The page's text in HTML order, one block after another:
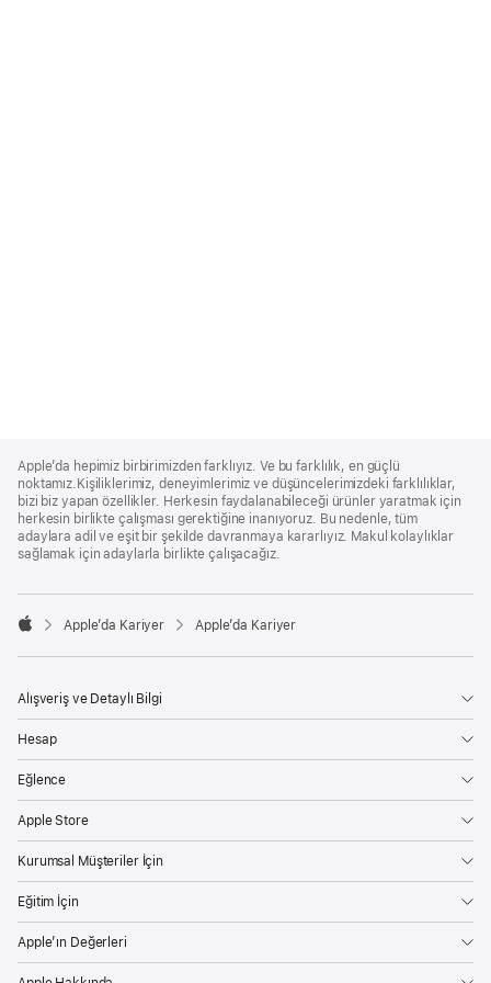
Footer
Apple’da hepimiz birbirimizden farklıyız. Ve bu farklılık, en güçlü
noktamız.Kişiliklerimiz, deneyimlerimiz ve düşüncelerimizdeki farklılıklar,
bizi biz yapan özellikler. Herkesin faydalanabileceği ürünler yaratmak için
herkesin birlikte çalışması gerektiğine inanıyoruz. Bu nedenle, tüm
adaylara adil ve eşit bir şekilde davranmaya kararlıyız. Makul kolaylıklar
sağlamak için adaylarla birlikte çalışacağız.

Apple’da Kariyer Apple’da Kariyer
Alışveriş ve Detaylı Bilgi
Hesap
Eğlence
Apple Store
Kurumsal Müşteriler İçin
Eğitim İçin
Apple’ın Değerleri